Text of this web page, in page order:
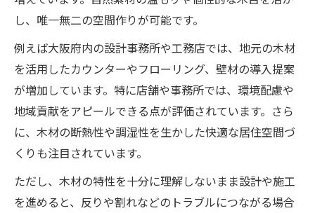
ント
リノベーション現場でのおおさか材活用法
大阪木材を選ぶリノベーション実例と工夫
リノベーションで役立つおおさか河内材の
特徴
大阪府森林組合の支援によるリノベーショ
ン事例
リノベーションの現場目線で学ぶ産材活用
術
し、唯一無二の空間作りが可能です。
例えば大阪府内の設計事務所や工務店では、地元の木材
を活用したカウンターやフローリング、壁材の導入提案
が増加しています。特に店舗や事務所では、環境配慮や
地域貢献をアピールできる点が評価されています。さら
に、木材の断熱性や調湿性を生かした快適な居住空間づ
くりも注目されています。
ただし、木材の特性を十分に理解しないまま設計や施工
を進めると、反りや割れなどのトラブルにつながる場合